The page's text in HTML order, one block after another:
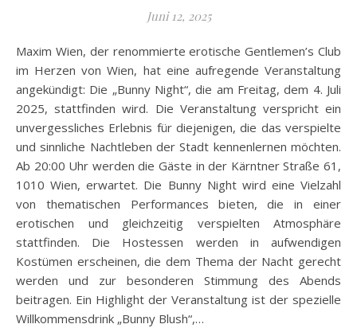
Juni 12, 2025
Maxim Wien, der renommierte erotische Gentlemen’s Club
im Herzen von Wien, hat eine aufregende Veranstaltung
angekündigt: Die „Bunny Night“, die am Freitag, dem 4. Juli
2025, stattfinden wird. Die Veranstaltung verspricht ein
unvergessliches Erlebnis für diejenigen, die das verspielte
und sinnliche Nachtleben der Stadt kennenlernen möchten.
Ab 20:00 Uhr werden die Gäste in der Kärntner Straße 61,
1010 Wien, erwartet. Die Bunny Night wird eine Vielzahl
von thematischen Performances bieten, die in einer
erotischen und gleichzeitig verspielten Atmosphäre
stattfinden. Die Hostessen werden in aufwendigen
Kostümen erscheinen, die dem Thema der Nacht gerecht
werden und zur besonderen Stimmung des Abends
beitragen. Ein Highlight der Veranstaltung ist der spezielle
Willkommensdrink „Bunny Blush“,…